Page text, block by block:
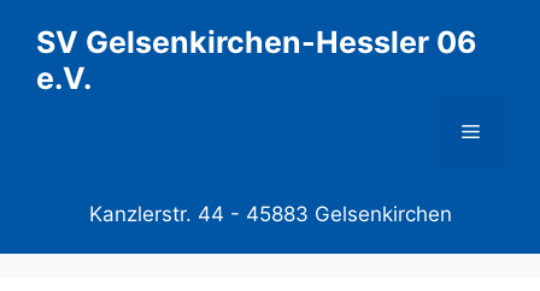
Inhalt
springen
SV Gelsenkirchen-Hessler 06
e.V.
Menü
Kanzlerstr. 44 - 45883 Gelsenkirchen